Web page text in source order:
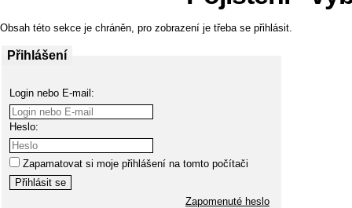
Obsah této sekce je chráněn, pro zobrazení je třeba se přihlásit.
Přihlášení
Login nebo E-mail:
Heslo:
Zapamatovat si moje přihlášení na tomto počítači
Zapomenuté heslo